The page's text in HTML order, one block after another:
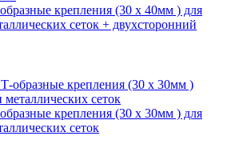
крепления (30 х 40мм ) для
сеток + двухсторонний
крепления (30 х 30мм ) для
сеток